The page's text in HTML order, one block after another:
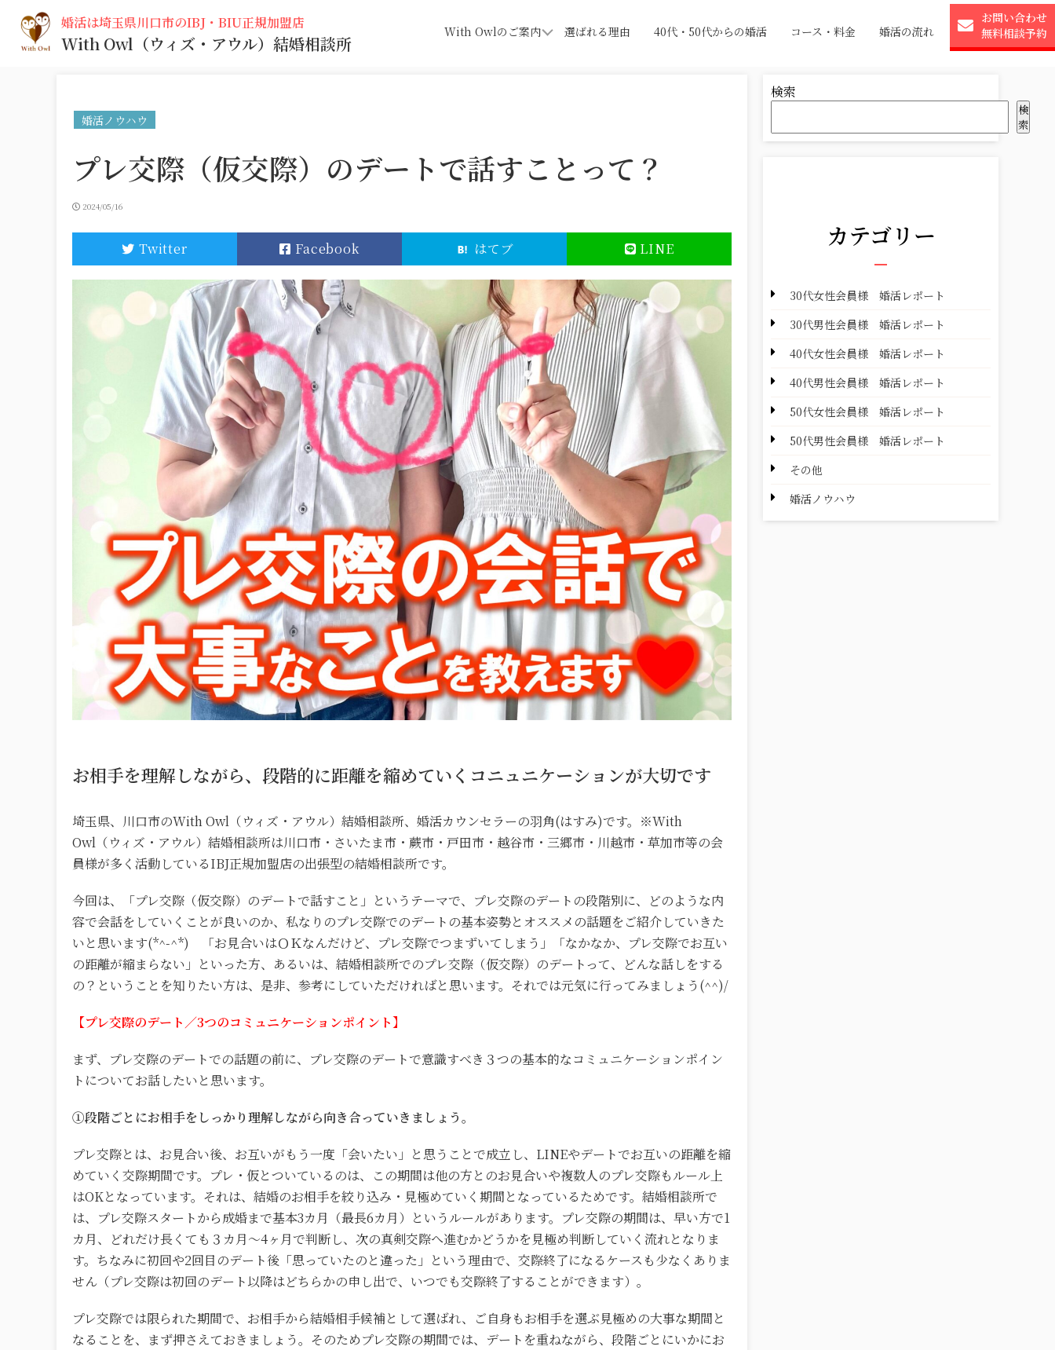
婚活は埼玉県川口市のIBJ・BIU正規加盟店
With Owl （ウィズ・アウル） 結婚相談所
With Owlのご案内 選ばれる理由 40代・50代からの婚活 コース・料金 婚活の流れ
お問い合わせ
無料相談予約
婚活ノウハウ
プレ交際（仮交際）のデートで話すことって？
2024/05/16
Twitter Facebook はてブ LINE
お相手を理解しながら、段階的に距離を縮めていくコニュニケーションが大切です
埼玉県、川口市のWith Owl（ウィズ・アウル）結婚相談所、婚活カウンセラーの羽角(はすみ)です。※With
Owl（ウィズ・アウル）結婚相談所は川口市・さいたま市・蕨市・戸田市・越谷市・三郷市・川越市・草加市等の会
員様が多く活動しているIBJ正規加盟店の出張型の結婚相談所です。
今回は、「プレ交際（仮交際）のデートで話すこと」というテーマで、プレ交際のデートの段階別に、どのような内
容で会話をしていくことが良いのか、私なりのプレ交際でのデートの基本姿勢とオススメの話題をご紹介していきた
いと思います(*^-^*) 「お見合いはＯＫなんだけど、プレ交際でつまずいてしまう」「なかなか、プレ交際でお互い
の距離が縮まらない」といった方、あるいは、結婚相談所でのプレ交際（仮交際）のデートって、どんな話しをする
の？ということを知りたい方は、是非、参考にしていただければと思います。それでは元気に行ってみましょう(^^)/
【プレ交際のデート／3つのコミュニケーションポイント】
まず、プレ交際のデートでの話題の前に、プレ交際のデートで意識すべき３つの基本的なコミュニケーションポイン
トについてお話したいと思います。
①段階ごとにお相手をしっかり理解しながら向き合っていきましょう。
プレ交際とは、お見合い後、お互いがもう一度「会いたい」と思うことで成立し、LINEやデートでお互いの距離を縮
めていく交際期間です。プレ・仮とついているのは、この期間は他の方とのお見合いや複数人のプレ交際もルール上
はOKとなっています。それは、結婚のお相手を絞り込み・見極めていく期間となっているためです。結婚相談所で
は、プレ交際スタートから成婚まで基本3カ月（最長6カ月）というルールがあります。プレ交際の期間は、早い方で1
カ月、どれだけ長くても３カ月～4ヶ月で判断し、次の真剣交際へ進むかどうかを見極め判断していく流れとなりま
す。ちなみに初回や2回目のデート後「思っていたのと違った」という理由で、交際終了になるケースも少なくありま
せん（プレ交際は初回のデート以降はどちらかの申し出で、いつでも交際終了することができます）。
プレ交際では限られた期間で、お相手から結婚相手候補として選ばれ、ご自身もお相手を選ぶ見極めの大事な期間と
なることを、まず押さえておきましょう。そのためプレ交際の期間では、デートを重ねながら、段階ごとにいかにお
検索
検
索
カテゴリー
30代女性会員様 婚活レポート
30代男性会員様 婚活レポート
40代女性会員様 婚活レポート
40代男性会員様 婚活レポート
50代女性会員様 婚活レポート
50代男性会員様 婚活レポート
その他
婚活ノウハウ